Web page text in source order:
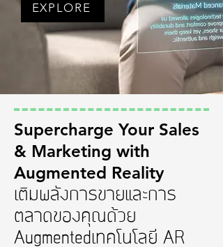
EXPLORE
Supercharge Your Sales
& Marketing with
Augmented Reality
เติมพลังการขายและการ
ตลาดของคุณด้วย
Augmentedเทคโนโลยี AR